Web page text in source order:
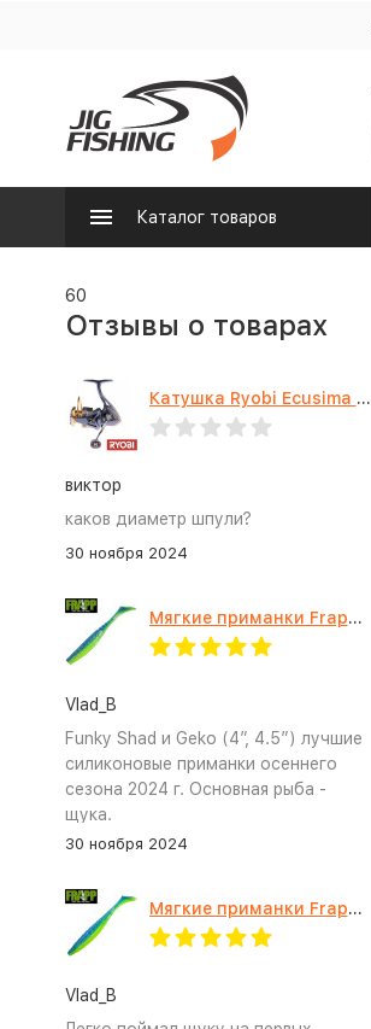
Каталог товаров
60
Отзывы о товарах
Катушка Ryobi Ecusima PRO LT 5000
виктор
каков диаметр шпули?
30 ноября 2024
Мягкие приманки Frapp Funky Shad 4" #PAL03
Vlad_B
Funky Shad и Geko (4”, 4.5”) лучшие
силиконовые приманки осеннего
сезона 2024 г. Основная рыба -
щука.
30 ноября 2024
Мягкие приманки Frapp Geko 4.5" #PAL03
Vlad_B